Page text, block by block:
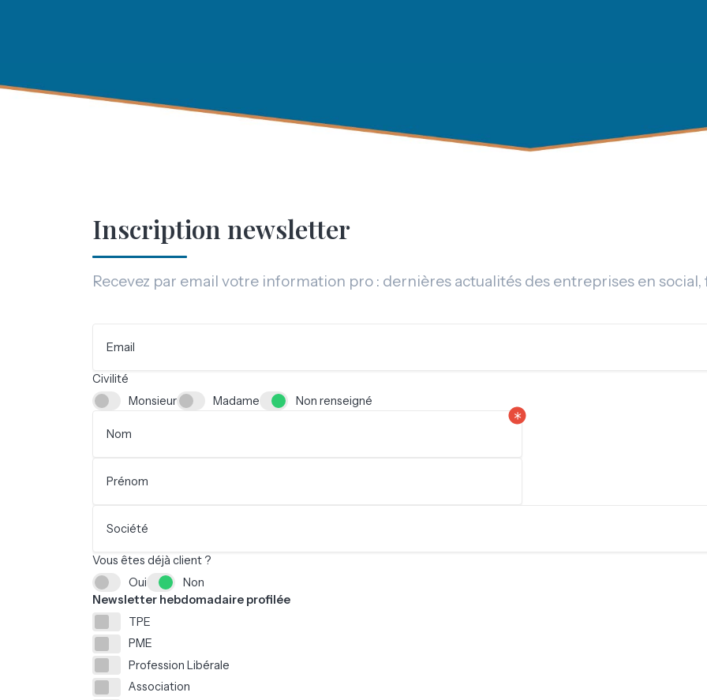
Inscription newsletter
Recevez par email votre information pro : dernières actualités des entreprises en
Email
Monsieur Madame Non renseigné
Civilité
Nom
Prénom
Société
Oui Non
Vous êtes déjà client ?
TPE
PME
Profession Libérale
Association
Newsletter hebdomadaire profilée